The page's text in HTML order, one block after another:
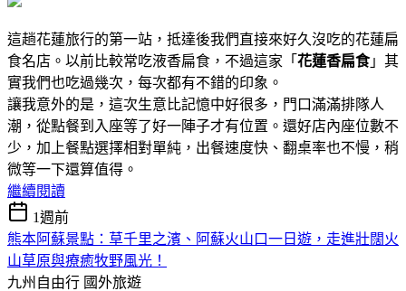
這趟花蓮旅行的第一站，抵達後我們直接來好久沒吃的花蓮扁
食名店。以前比較常吃液香扁食，不過這家「 花蓮香扁食」其
實我們也吃過幾次，每次都有不錯的印象。
讓我意外的是，這次生意比記憶中好很多，門口滿滿排隊人
潮，從點餐到入座等了好一陣子才有位置。還好店內座位數不
少，加上餐點選擇相對單純，出餐速度快、翻桌率也不慢，稍
微等一下還算值得。
繼續閱讀
1週前
熊本阿蘇景點：草千里之濱、阿蘇火山口一日遊，走進壯闊火
山草原與療癒牧野風光！
九州自由行 國外旅遊